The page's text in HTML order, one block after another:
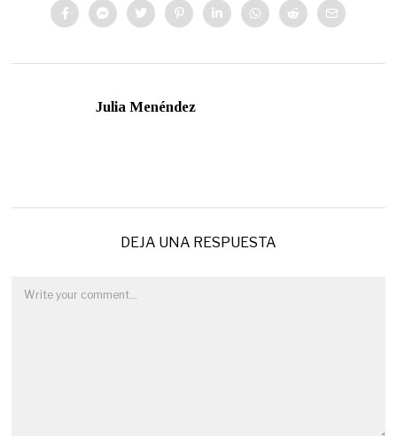
Julia Menéndez
DEJA UNA RESPUESTA